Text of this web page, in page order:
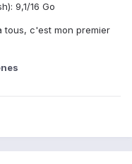
9,1/16 Go
tous, c'est mon premier